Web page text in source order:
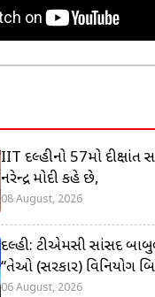
IIT દિલ્હીનો 57મો દીક્ષાંત
નરેન્દ્ર મોદી કહે છે,
08 August, 2026
દિલ્હી: ટીએમસી સાંસદ
“તેઓ (સરકાર) વિનિયોગ
06 August, 2026